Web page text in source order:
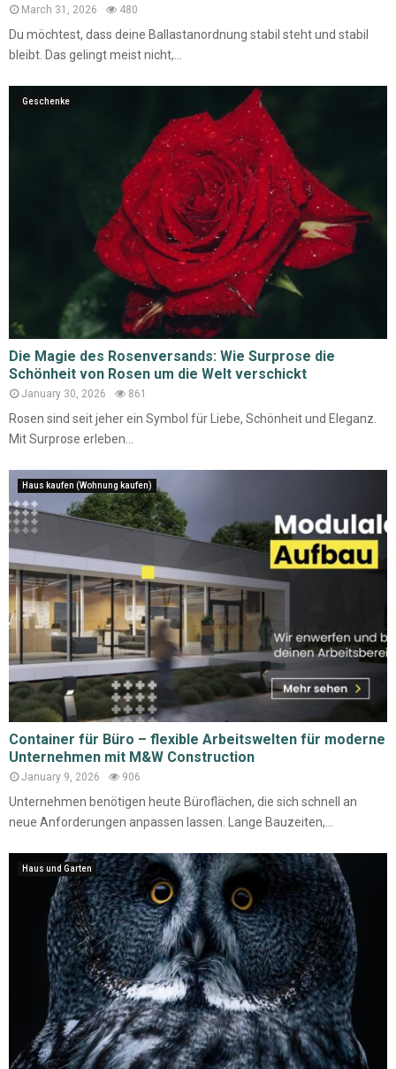
March 31, 2026 480
Du möchtest, dass deine Ballastanordnung stabil steht und stabil
bleibt. Das gelingt meist nicht,...
Geschenke
Die Magie des Rosenversands: Wie Surprose die
Schönheit von Rosen um die Welt verschickt
January 30, 2026 861
Rosen sind seit jeher ein Symbol für Liebe, Schönheit und Eleganz.
Mit Surprose erleben...
Haus kaufen (Wohnung kaufen)
Container für Büro – flexible Arbeitswelten für moderne
Unternehmen mit M&W Construction
January 9, 2026 906
Unternehmen benötigen heute Büroflächen, die sich schnell an
neue Anforderungen anpassen lassen. Lange Bauzeiten,...
Haus und Garten